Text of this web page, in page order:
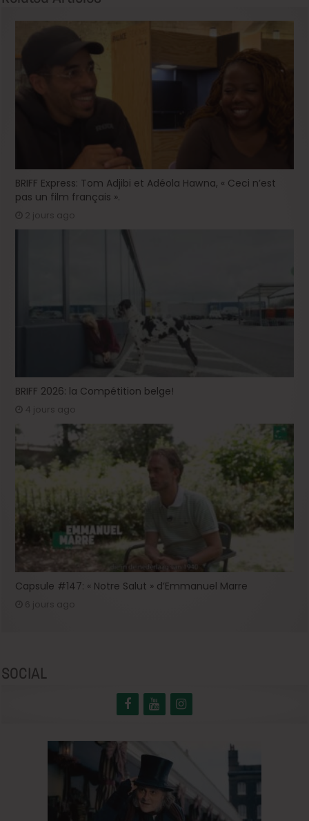
BRIFF Express: Tom Adjibi et Adéola Hawna, « Ceci n’est
pas un film français ».
2 jours ago
BRIFF 2026: la Compétition belge!
4 jours ago
Capsule #147: « Notre Salut » d’Emmanuel Marre
SOCIAL